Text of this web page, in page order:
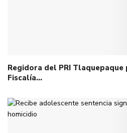
Regidora del PRI
Fiscalía…